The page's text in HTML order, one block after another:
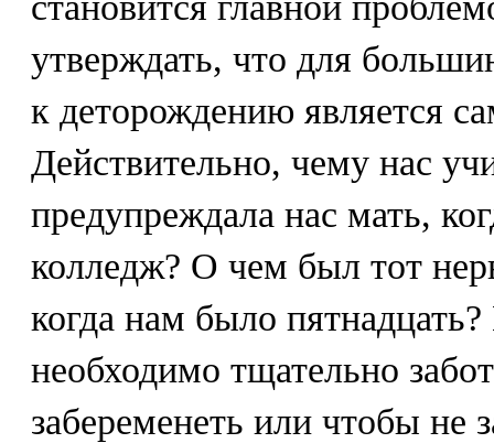
утверждать, что для
к деторождению является
Действительно, чему нас
предупреждала нас мать,
колледж? О чем был тот
когда нам было
необходимо тщательно
забеременеть или чтобы не